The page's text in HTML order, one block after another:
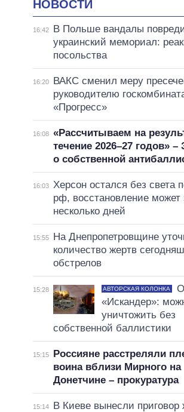
НОВОСТИ
16:42
В Польше вандалы
украинский мемориал:
посольства
16:20
ВАКС сменил меру
руководителю
«Прогресс»
16:08 «Рассчитываем на
течение 2026–27 годов» –
о собственной
16:03 Херсон остался без света
рф, восстановление может
несколько дней
15:55
На Днепропетровщине
количество жертв
обстрелов
15:28 АВТОРСКАЯ КОЛОНКА
«Искандер»:
уничтожить без
собственной баллистики
15:15
Россияне расстреляли
воина вблизи Мирного на
Донетчине – прокуратура
15:14
В Киеве вынесли